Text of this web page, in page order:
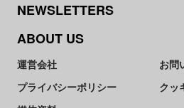
NEWSLETTERS
ABOUT US
運営会社
お問
プライバシーポリシー
クッ